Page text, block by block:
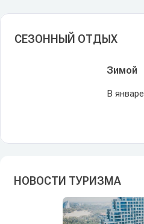
СЕЗОННЫЙ ОТДЫХ
Зимой
В январе
НОВОСТИ ТУРИЗМА